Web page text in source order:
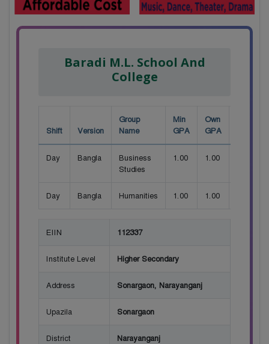
Baradi M.L. School And
College
Shift Version
Group
Name
Min
GPA
Own
GPA
Day Bangla
Business
Studies
1.00 1.00
Day Bangla Humanities 1.00 1.00
EIIN 112337
Institute Level Higher Secondary
Address Sonargaon, Narayanganj
Upazila Sonargaon
District Narayanganj